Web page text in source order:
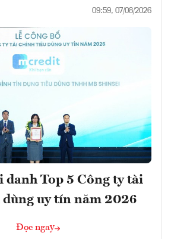
09:59, 07/08/2026
danh Top 5 Công ty tài
uy tín năm 2026
Đọc ngay